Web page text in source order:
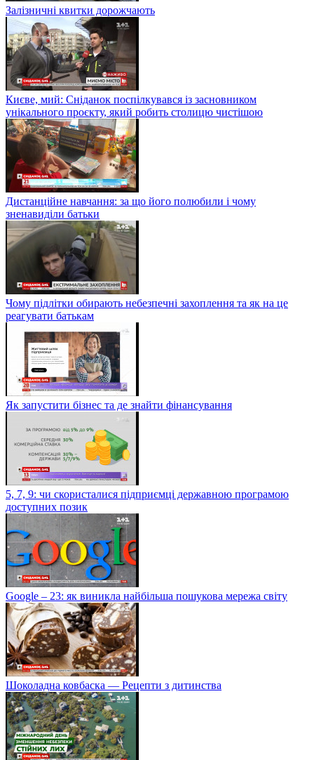
Залізничні квитки дорожчають
Києве, мий: Сніданок поспілкувався із засновником
унікального проєкту, який робить столицю чистішою
Дистанційне навчання: за що його полюбили і чому
зненавиділи батьки
Чому підлітки обирають небезпечні захоплення та як на це
реагувати батькам
Як запустити бізнес та де знайти фінансування
5, 7, 9: чи скористалися підприємці державною програмою
доступних позик
Google – 23: як виникла найбільша пошукова мережа світу
Шоколадна ковбаска — Рецепти з дитинства